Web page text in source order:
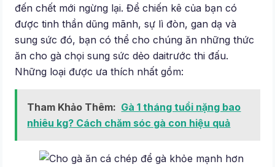
đến chết mới ngừng lại. Để chiến kê của bạn có
được tinh thần dũng mãnh, sự lì đòn, gan dạ và
sung sức đó, bạn có thể cho chúng ăn những thức
ăn cho gà chọi sung sức dẻo daitrước thi đấu.
Những loại được ưa thích nhất gồm:
Tham Khảo Thêm: Gà 1 tháng tuổi nặng bao
nhiêu kg? Cách chăm sóc gà con hiệu quả